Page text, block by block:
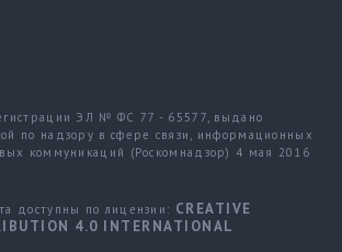
ЭЛ № ФС 77 - 65577, выдано
по надзору в сфере связи, информационных
коммуникаций (Роскомнадзор) 4 мая 2016
доступны по лицензии: CREATIVE
4.0 INTERNATIONAL